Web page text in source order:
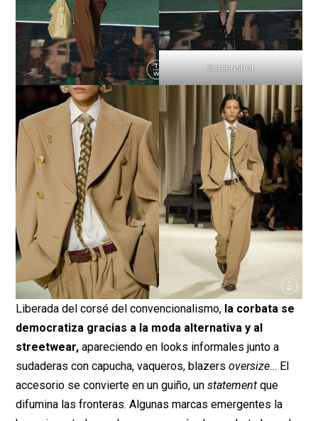
Screenshot
Liberada del corsé del convencionalismo, la corbata se
democratiza gracias a la moda alternativa y al
streetwear,apareciendo en looks informales junto a
sudaderas con capucha, vaqueros, blazersoversize… El
accesorio se convierte en un guiño, unstatement que
difumina las fronteras. Algunas marcas emergentes la